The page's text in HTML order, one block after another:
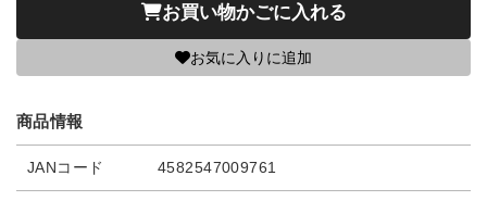
お買い物かごに入れる
お気に入りに追加
商品情報
JANコード 4582547009761